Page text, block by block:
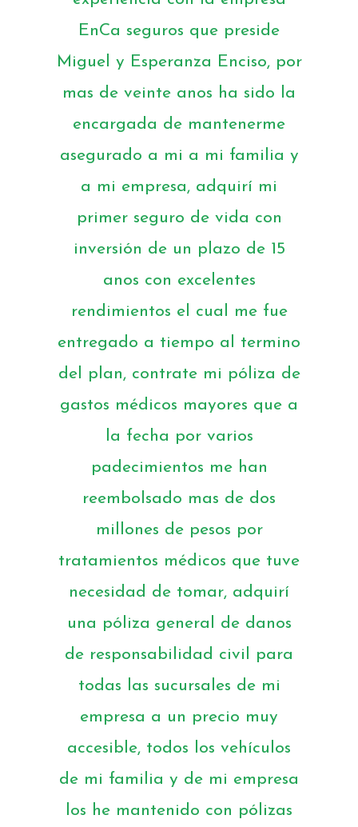
EnCa seguros que preside
Miguel y Esperanza Enciso, por
mas de veinte anos ha sido la
encargada de mantenerme
asegurado a mi a mi familia y
a mi empresa, adquirí mi
primer seguro de vida con
inversión de un plazo de 15
anos con excelentes
rendimientos el cual me fue
entregado a tiempo al termino
del plan, contrate mi póliza de
gastos médicos mayores que a
la fecha por varios
padecimientos me han
reembolsado mas de dos
millones de pesos por
tratamientos médicos que tuve
necesidad de tomar, adquirí
una póliza general de danos
de responsabilidad civil para
todas las sucursales de mi
empresa a un precio muy
accesible, todos los vehículos
de mi familia y de mi empresa
los he mantenido con pólizas